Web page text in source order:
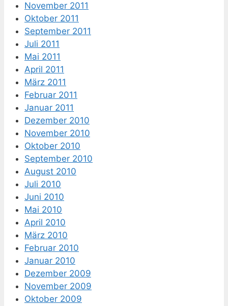
November 2011
Oktober 2011
September 2011
Juli 2011
Mai 2011
April 2011
März 2011
Februar 2011
Januar 2011
Dezember 2010
November 2010
Oktober 2010
September 2010
August 2010
Juli 2010
Juni 2010
Mai 2010
April 2010
März 2010
Februar 2010
Januar 2010
Dezember 2009
November 2009
Oktober 2009